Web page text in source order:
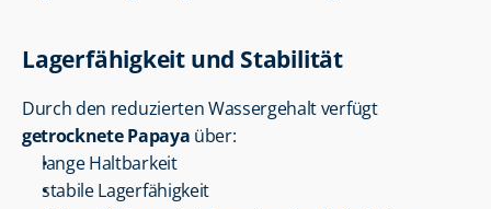
Lagerfähigkeit und Stabilität
Durch den reduzierten Wassergehalt verfügt
getrocknete Papaya über:
lange Haltbarkeit
stabile Lagerfähigkeit